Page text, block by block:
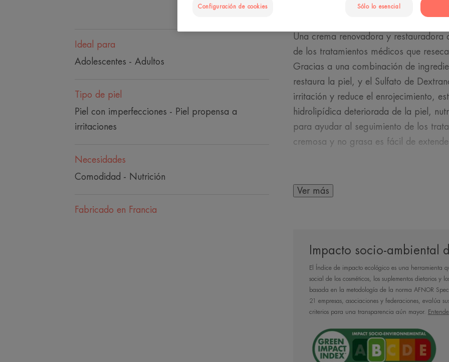
Ideal para
Adolescentes - Adultos
Tipo de piel
Piel con imperfecciones - Piel propensa a
irritaciones
Necesidades
Comodidad - Nutrición
Fabricado en Francia
Una crema renovadora y restauradora
de los tratamientos médicos que
Gracias a una combinación de
restaura la piel, y el Sulfato de
irritación y reduce el enrojecimiento,
hidrolipídica deteriorada de la piel,
para ayudar al seguimiento de los
cremosa y no grasa es fácil de
Un producto
suavizante que
y alivio, y ayuda
debilitada
médicos
Ver más
Impacto socio-ambiental
El Índice de impacto ecológico es una herramienta
social de los cosméticos, los suplementos dietarios y
basada en la metodología de la norma AFNOR
21 empresas, asociaciones y federaciones, evalúa
criterios para una transparencia aún mayor.
Configuración de cookies Sólo lo esencial